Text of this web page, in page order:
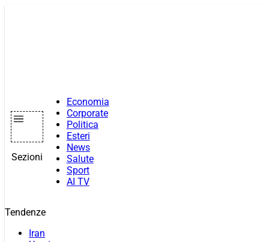
Sezioni
Economia
Corporate
Politica
Esteri
News
Salute
Sport
AI TV
Tendenze
Iran